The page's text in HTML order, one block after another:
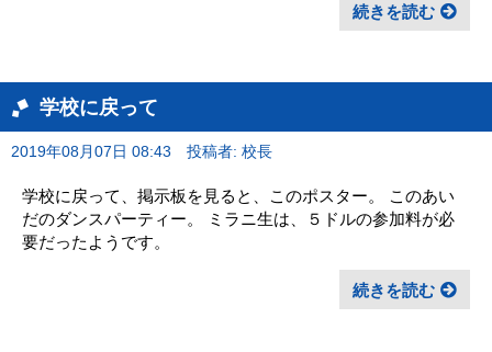
続きを読む
学校に戻って
2019年08月07日 08:43 投稿者: 校長
学校に戻って、掲示板を見ると、このポスター。 このあい
だのダンスパーティー。 ミラニ生は、５ドルの参加料が必
要だったようです。
続きを読む